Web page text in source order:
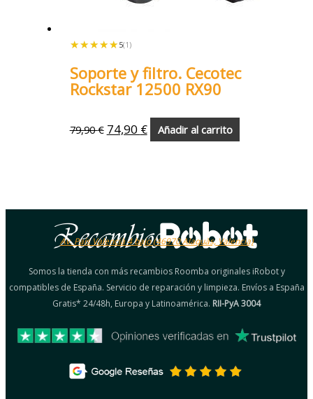
★★★★★
★★★★★ 5(1)
Soporte y filtro. Cecotec
Rockstar 12500 RX90
79,90€ 74,90 € Añadir al carrito
Av. País Valencià 4 bajo (46970 Alaquàs, Valencia)
Somos la tienda con más recambios Roomba originales iRobot y
compatibles de España. Servicio de reparación y limpieza. Envíos a España
Gratis* 24/48h, Europa y Latinoamérica. RII-PyA 3004